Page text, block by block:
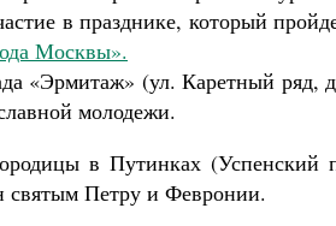
в празднике, который
Москвы».
«Эрмитаж» (ул. Каретный ряд,
молодежи.
в Путинках (Успенский
святым Петру и Февронии.